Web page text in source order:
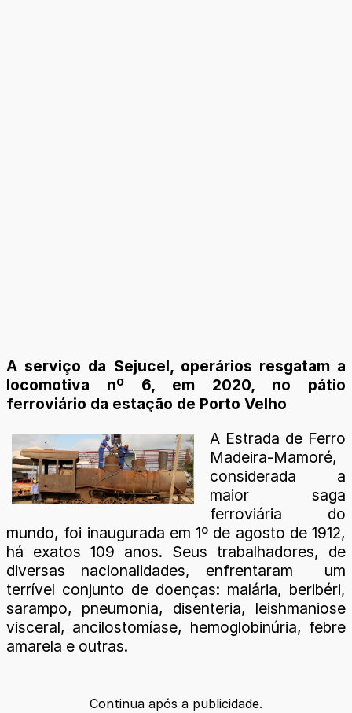
A serviço da Sejucel, operários resgatam a
locomotiva nº 6, em 2020, no pátio
ferroviário da estação de Porto Velho
A Estrada de Ferro
Madeira-Mamoré,
considerada a
maior saga
ferroviária do
mundo, foi inaugurada em 1º de agosto de 1912,
há exatos 109 anos. Seus trabalhadores, de
diversas nacionalidades, enfrentaram um
terrível conjunto de doenças: malária, beribéri,
sarampo, pneumonia, disenteria, leishmaniose
visceral, ancilostomíase, hemoglobinúria, febre
amarela e outras.
Continua após a publicidade.